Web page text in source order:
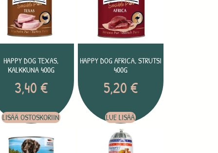
HAPPY DOG TEXAS,
KALKKUNA 400G
3,40€
LISÄÄ OSTOSKORIIN
HAPPY DOG AFRICA, STRUTSI
400G
5,20€
LUE LISÄÄ